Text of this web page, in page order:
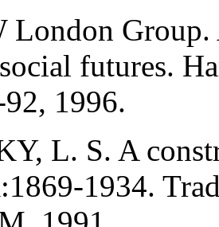
London
futures.
1996.
L. S. A
1934.